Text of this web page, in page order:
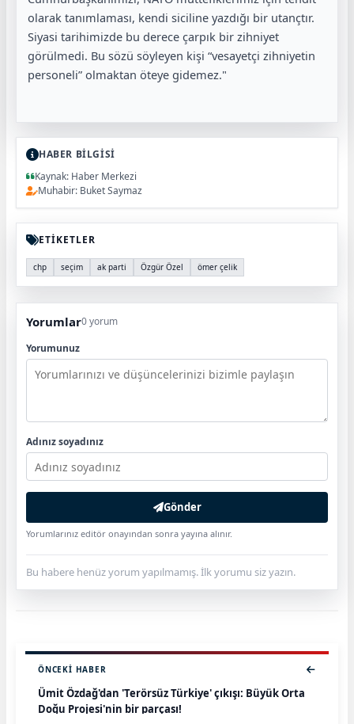
olarak tanımlaması, kendi siciline yazdığı bir utançtır.
Siyasi tarihimizde bu derece çarpık bir zihniyet
görülmedi. Bu sözü söyleyen kişi “vesayetçi zihniyetin
personeli” olmaktan öteye gidemez."
HABER BİLGİSİ
Kaynak: Haber Merkezi
Muhabir: Buket Saymaz
ETİKETLER
chp seçim ak parti Özgür Özel ömer çelik
Yorumlar0 yorum
Yorumunuz
Adınız soyadınız
Gönder
Yorumlarınız editör onayından sonra yayına alınır.
Bu habere henüz yorum yapılmamış. İlk yorumu siz yazın.
ÖNCEKI HABER
Ümit Özdağ'dan 'Terörsüz Türkiye' çıkışı: Büyük Orta
Doğu Projesi'nin bir parçası!